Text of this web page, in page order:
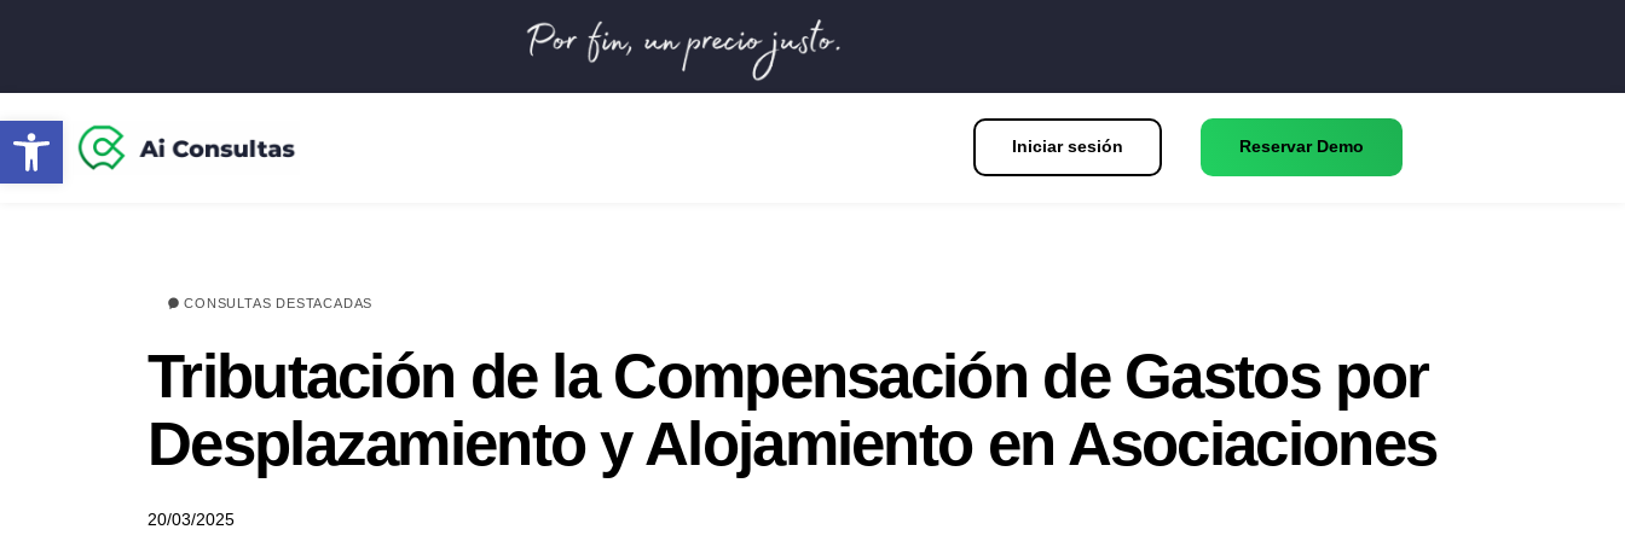
Iniciar sesión Reservar Demo
CONSULTAS DESTACADAS
Tributación de la Compensación de Gastos por
Desplazamiento y Alojamiento en Asociaciones
20/03/2025
Abrir barra de herramientas